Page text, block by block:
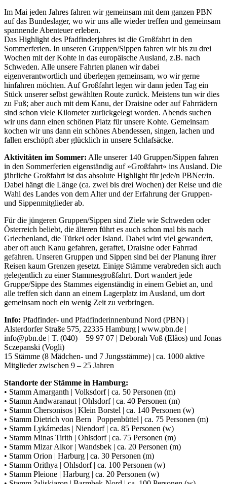
Im Mai jeden Jahres fahren wir gemeinsam mit dem ganzen PBN
auf das Bundeslager, wo wir uns alle wieder treffen und gemeinsam
spannende Abenteuer erleben.
Das Highlight des Pfadfinderjahres ist die Großfahrt in den
Sommerferien. In unseren Gruppen/Sippen fahren wir bis zu drei
Wochen mit der Kohte in das europäische Ausland, z.B. nach
Schweden. Alle unsere Fahrten planen wir dabei
eigenverantwortlich und überlegen gemeinsam, wo wir gerne
hinfahren möchten. Auf Großfahrt legen wir dann jeden Tag ein
Stück unserer selbst gewählten Route zurück. Meistens tun wir dies
zu Fuß; aber auch mit dem Kanu, der Draisine oder auf Fahrrädern
sind schon viele Kilometer zurückgelegt worden. Abends suchen
wir uns dann einen schönen Platz für unsere Kohte. Gemeinsam
kochen wir uns dann ein schönes Abendessen, singen, lachen und
fallen erschöpft aber glücklich in unsere Schlafsäcke.
Aktivitäten im Sommer: Alle unserer 140 Gruppen/Sippen fahren
in den Sommerferien eigenständig auf »Großfahrt« ins Ausland. Die
jährliche Großfahrt ist das absolute Highlight für jede/n PBNer/in.
Dabei hängt die Länge (ca. zwei bis drei Wochen) der Reise und die
Wahl des Landes von dem Alter und der Erfahrung der Gruppen-
und Sippenmitglieder ab.
Für die jüngeren Gruppen/Sippen sind Ziele wie Schweden oder
Österreich beliebt, die älteren führt es auch schon mal bis nach
Griechenland, die Türkei oder Island. Dabei wird viel gewandert,
aber oft auch Kanu gefahren, geraftet, Draisine oder Fahrrad
gefahren. Unseren Gruppen und Sippen sind bei der Planung ihrer
Reisen kaum Grenzen gesetzt. Einige Stämme verabreden sich auch
gelegentlich zu einer Stammesgroßfahrt. Dort wandert jede
Gruppe/Sippe des Stammes eigenständig in einem Gebiet an, und
alle treffen sich dann an einem Lagerplatz im Ausland, um dort
gemeinsam noch ein wenig Zeit zu verbringen.
Info: Pfadfinder- und Pfadfinderinnenbund Nord (PBN) |
Alsterdorfer Straße 575, 22335 Hamburg | www.pbn.de |
info@pbn.de | T. (040) – 59 97 07 | Deborah Voß (Elåos) und Jonas
Sczepanski (Vogli)
15 Stämme (8 Mädchen- und 7 Jungsstämme) | ca. 1000 aktive
Mitglieder zwischen 9 – 25 Jahren
Standorte der Stämme in Hamburg:
• Stamm Amarganth | Volksdorf | ca. 50 Personen (m)
• Stamm Andwaranaut | Ohlsdorf | ca. 40 Personen (m)
• Stamm Chersonisos | Klein Borstel | ca. 140 Personen (w)
• Stamm Dietrich von Bern | Poppenbüttel | ca. 75 Personen (m)
• Stamm Lykámedas | Niendorf | ca. 85 Personen (w)
• Stamm Minas Tirith | Ohlsdorf | ca. 75 Personen (m)
• Stamm Mizar Alkor | Wandsbek | ca. 20 Personen (m)
• Stamm Orion | Harburg | ca. 30 Personen (m)
• Stamm Orithya | Ohlsdorf | ca. 100 Personen (w)
• Stamm Pleione | Harburg | ca. 20 Personen (w)